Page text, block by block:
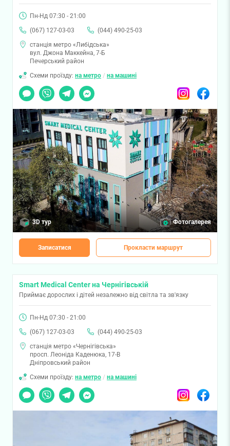
Пн-Нд 07:30 - 21:00
(067) 127-03-03
(044) 490-25-03
станція метро «Либідська»
вул. Джона Маккейна, 7-Б
Печерський район
Схеми проїзду: на метро / на машині
Чат
Viber TelegramMessenger InstagramFacebook
3D тур Фотогалерея
Записатися Прокласти маршрут
Smart Medical Center на Чернігівській
Приймає дорослих і дітей незалежно від світла та зв'язку
Пн-Нд 07:30 - 21:00
(067) 127-03-03
(044) 490-25-03
станція метро «Чернігівська»
просп. Леоніда Каденюка, 17-В
Дніпровський район
Схеми проїзду: на метро / на машині
Чат
Viber TelegramMessenger InstagramFacebook